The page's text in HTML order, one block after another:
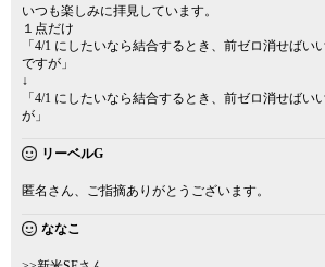
いつも楽しみに拝見しています。
１点だけ
「4/1 にしたいなら結合するとき、前ゼロ消せばい
ですが」
↓
「4/1 にしたいなら結合するとき、前ゼロ消せばい
が」
リーベルG
匿名さん、ご指摘ありがとうございます。
ななこ